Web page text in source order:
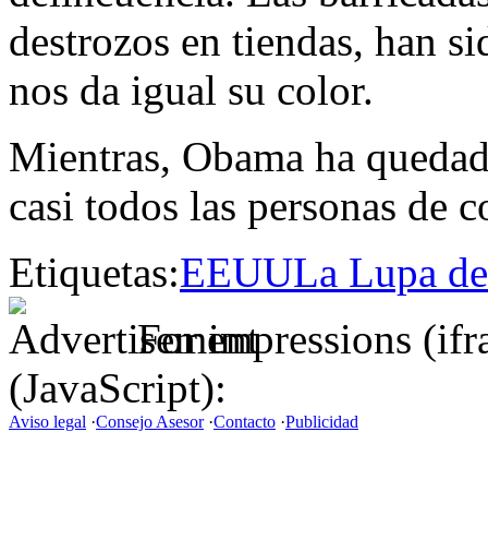
destrozos en tiendas, han
nos da igual su color.
Mientras, Obama ha
casi todos las personas de
Etiquetas:EEUULa Lupa
For impressions
(JavaScript):
Aviso legal ·Consejo Asesor·Contacto ·Publicidad